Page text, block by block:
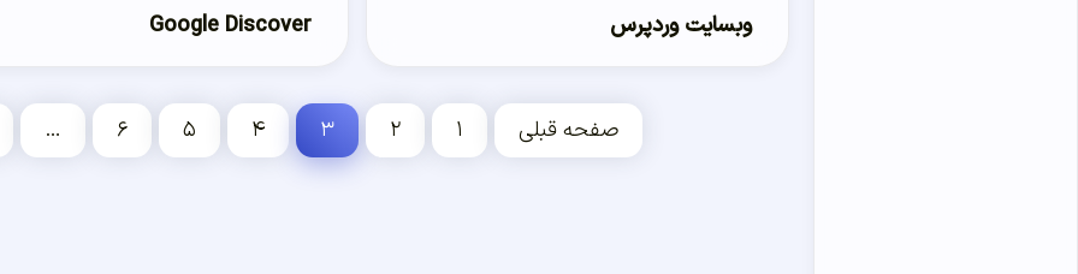
وبسایت وردپرس
Google Discover
صفحه قبلی ۱ ۲ ۳ ۴ ۵ ۶ …